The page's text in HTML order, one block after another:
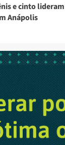
e cinto
Anápolis